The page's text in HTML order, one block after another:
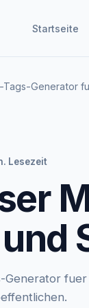
Startseite
Generator
Lesezeit